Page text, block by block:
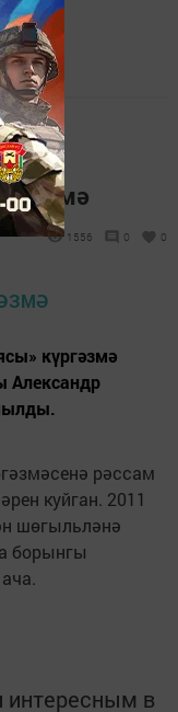
1556 0 0
күргәзмә
Александр
рәссам
куйган. 2011
шөгыльләнә
борынгы
в